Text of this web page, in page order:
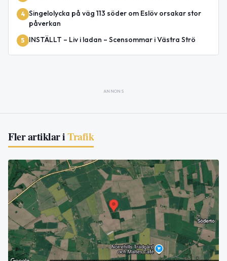
4 Singelolycka på väg 113 söder om Eslöv orsakar stor
påverkan
5 INSTÄLLT – Liv i ladan – Scensommar i Västra Strö
ANNONS
Fler artiklar iTrafik